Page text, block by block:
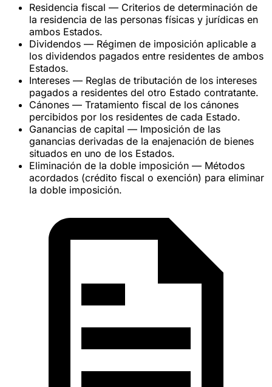
Residencia fiscal — Criterios de determinación de
la residencia de las personas físicas y jurídicas en
ambos Estados.
Dividendos — Régimen de imposición aplicable a
los dividendos pagados entre residentes de ambos
Estados.
Intereses — Reglas de tributación de los intereses
pagados a residentes del otro Estado contratante.
Cánones — Tratamiento fiscal de los cánones
percibidos por los residentes de cada Estado.
Ganancias de capital — Imposición de las
ganancias derivadas de la enajenación de bienes
situados en uno de los Estados.
Eliminación de la doble imposición — Métodos
acordados (crédito fiscal o exención) para eliminar
la doble imposición.